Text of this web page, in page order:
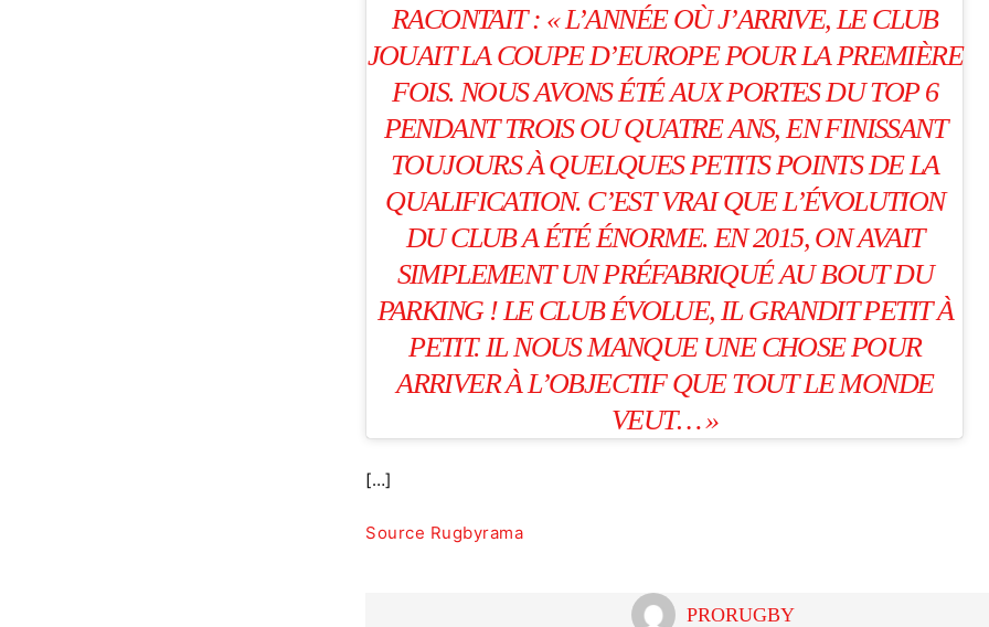
RACONTAIT : «L’ANNÉE OÙ J’ARRIVE, LE CLUB
JOUAIT LA COUPE D’EUROPE POUR LA PREMIÈRE
FOIS. NOUS AVONS ÉTÉ AUX PORTES DU TOP 6
PENDANT TROIS OU QUATRE ANS, EN FINISSANT
TOUJOURS À QUELQUES PETITS POINTS DE LA
QUALIFICATION. C’EST VRAI QUE L’ÉVOLUTION
DU CLUB A ÉTÉ ÉNORME. EN 2015, ON AVAIT
SIMPLEMENT UN PRÉFABRIQUÉ AU BOUT DU
PARKING ! LE CLUB ÉVOLUE, IL GRANDIT PETIT À
PETIT. IL NOUS MANQUE UNE CHOSE POUR
ARRIVER À L’OBJECTIF QUE TOUT LE MONDE
VEUT… »
[…]
Source Rugbyrama
PRORUGBY